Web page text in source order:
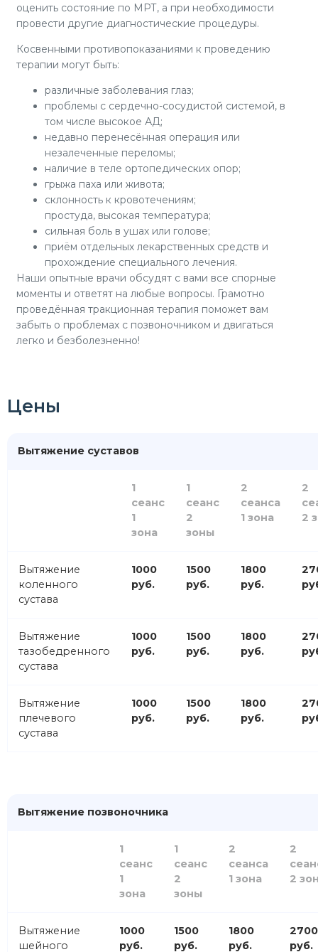
оценить состояние по МРТ, а при необходимости
провести другие диагностические процедуры.
Косвенными противопоказаниями к проведению
терапии могут быть:
различные заболевания глаз;
проблемы с сердечно-сосудистой системой, в
том числе высокое АД;
недавно перенесённая операция или
незалеченные переломы;
наличие в теле ортопедических опор;
грыжа паха или живота;
склонность к кровотечениям;
простуда, высокая температура;
сильная боль в ушах или голове;
приём отдельных лекарственных средств и
прохождение специального лечения.
Наши опытные врачи обсудят с вами все спорные
моменты и ответят на любые вопросы. Грамотно
проведённая тракционная терапия поможет вам
забыть о проблемах с позвоночником и двигаться
легко и безболезненно!
Цены
Вытяжение суставов
1
сеанс
1
зона
1
сеанс
2
зоны
2
сеанса
1 зона
2
2
Вытяжение
коленного
сустава
1000
руб.
1500
руб.
1800
руб.
Вытяжение
тазобедренного
сустава
1000
руб.
1500
руб.
1800
руб.
Вытяжение
плечевого
сустава
1000
руб.
1500
руб.
1800
руб.
Вытяжение позвоночника
1
сеанс
1
зона
1
сеанс
2
зоны
2
сеанса
1 зона
2
2
Вытяжение
шейного
1000
руб.
1500
руб.
1800
руб.
2700
руб.